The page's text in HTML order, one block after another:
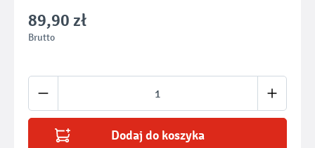
89,90 zł
Brutto
Ilość produktu: Wprowadź żądaną ilość
Dodaj do koszyka